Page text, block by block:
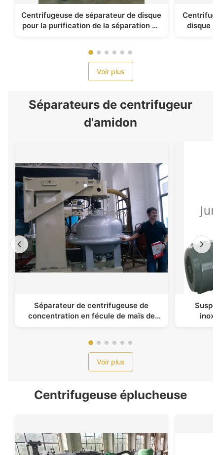
Centrifugeuse de séparateur de disque
pour la purification de la séparation de
disque
Voir plus
Séparateurs de centrifugeur
d'amidon
Séparateur de centrifugeuse de
concentration en fécule de maïs de
Voir plus
Centrifugeuse éplucheuse